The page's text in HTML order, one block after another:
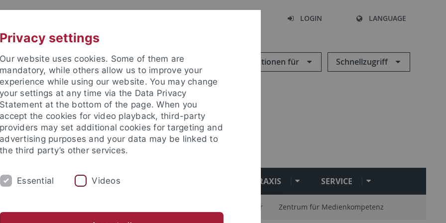
LOGIN LANGUAGE
Informationen für Schnellzugriff
FORSCHUNG PRAXIS SERVICE
Mediendozentur Zentrum für Medienkompetenz
Privacy settings
Our website uses cookies. Some of them are
mandatory, while others allow us to improve your
experience while using our website. You may change
your settings at any time via the Data Privacy
Statement at the bottom of the page. When you
accept the cookies for video playback, third-party
providers may set additional cookies for targeting and
advertising purposes and your data may be linked to
the third party’s other services.
Essential Videos